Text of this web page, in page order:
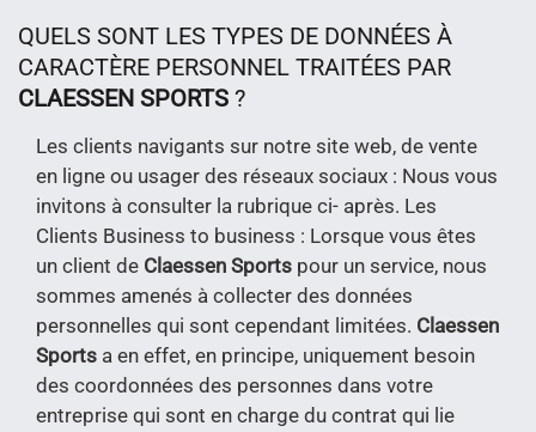
QUELS SONT LES TYPES DE DONNÉES À
CARACTÈRE PERSONNEL TRAITÉES PAR
CLAESSEN SPORTS ?
Les clients navigants sur notre site web, de vente
en ligne ou usager des réseaux sociaux : Nous vous
invitons à consulter la rubrique ci- après. Les
Clients Business to business : Lorsque vous êtes
un client de Claessen Sports pour un service, nous
sommes amenés à collecter des données
personnelles qui sont cependant limitées. Claessen
Sports a en effet, en principe, uniquement besoin
des coordonnées des personnes dans votre
entreprise qui sont en charge du contrat qui lie